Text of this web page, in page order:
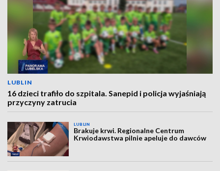
LUBLIN
16 dzieci trafiło do szpitala. Sanepid i policja wyjaśniają
przyczyny zatrucia
LUBLIN
Brakuje krwi. Regionalne Centrum
Krwiodawstwa pilnie apeluje do dawców